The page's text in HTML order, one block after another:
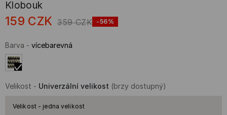
Klobouk
159 CZK 359 CZK -56%
Barva - vícebarevná
Velikost - Univerzální velikost (brzy dostupný)
Velikost - jedna velikost